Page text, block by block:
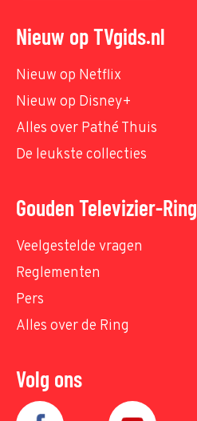
Nieuw op TVgids.nl
Nieuw op Netflix
Nieuw op Disney+
Alles over Pathé Thuis
De leukste collecties
Gouden Televizier-Ring
Veelgestelde vragen
Reglementen
Pers
Alles over de Ring
Volg ons